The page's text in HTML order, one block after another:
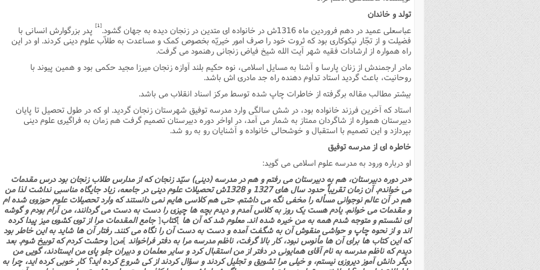
شماره دوم فصل نامه تربیت تبلیغی
شماره سوم و چهارم فصل نامه تربیت تبلیغی
شماره پنج و شش فصل نامه تربیت تبلیغی
شماره اول فصل نامه مطالعات معنوی
شماره دوم فصل نامه مطالعات معنوی
شماره سوم فصل نامه مطالعات معنوی
شماره چهارم و پنجم فصل نامه مطالعات معنوی
شماره ششم فصل نامه مطالعات معنوی
شماره هشتم و نهم فصل‌نامه مطالعات معنوی
علوم تربیتی
آئین دوست یابی
خانواده
تولد و خاندان
عباسعلى عمید در دهم فروردین ماه 1316ش در خانواده اى متدین در زنجان دیده به جهان گشود.
[1]
پدر بزرگوارش انسانى با
فضیلت و از تجّار نیکوکارى بود که ثروت خود را صرف امور خیریّه بخصوص کمک و مساعدت به طلاّب علوم دینى کردند. او در این
راه همواره از ارشادات فقیه شهر آیت الله شیخ فیاض زنجانى رهنمود مى گرفت.
مادر ارجمندش از زنان پارسا و آشنا به مسایل اسلامى، نوه حکیم بلند آوازه زنجان میرزا مجید حکمى بود و همین پیوند با
روحانیت، باعث گردید استاد تداوم دهنده راه جد مادرى اش باشد.
بیشتر مطالب مقاله برگرفته از خاطرات چاپ شده توسط مرکز اسناد انقلاب مى باشد.
استاد که آخرین فرزند خانواده بود، در شش سالگى وارد مدرسه توفیق شهرستان زنجان گردید. او که در طول تحصیل تا پایان
دبیرستان همواره از شاگردان ممتاز به شمار مى آمد، در اواخر دوره دبیرستان تصمیم گرفت هم زمان به فراگیرى علوم دینى
بپردازد و این تصمیم با استقبال و خوشحالى خانواده و آشنایان رو به رو شد.
خاطره اى از مدرسه توفیق
او درباره ورود به مدرسه علوم اسلامى مى گوید:
«در دوره دبیرستان، هم به دبیرستان مى رفتم و هم در مدرسه (دینى) سیّد زنجان که از مدارس طلاب زنجان بود درس مقدمات
مى خواندم. آن زمان تقریباً حدود سال هاى 1327 و 1328ش تحصیلات علوم دینى در جامعه، زیاد جایگاه مناسبى نداشت لذا من
هم در آن عالم نوجوانى مسأله را مخفى نگه مى داشتم. حتى هم کلاسى هایم نمى دانستند که وارد تحصیلات علوم حوزوى شده ام
و مقدمات مى خوانم. یادم هست یک روز به کلاس آمدم و دیدم بچه ها چیزى را دست به دست مى گردانند، من آرام بودم و گوشه
اى نشستم و متوجه شدم همه به من خیره شده اند. معلوم شد که آن ها ]کتاب[ جامع المقدمات مرا از توى کشوى میز پیدا کرده
اند و از نحوه چاپ و حواشى منقوش آن به شگفت آمده و دست به دست آن را نگاه مى کنند. رفتار آن ها شاید به این خاطر بود
که این کتاب ها براى آن ها مأنوس نبود، کار بالا گرفت، ناظم مدرسه مرا به دفتر فراخواند ]من[ وحشت کردم که توبیخ شوم. بعد
دیدم که ناظم مدرسه به نام آقاى همایونى در دفتر از من استقبال کرد و سایر معلمان و دبیران جلو پاى من ایستادند، گویى من
دیگر دانش آموز دیروزى نیستم، و خیلى مرا تشویق و تجلیل کردند و سؤال کردند از کى شروع کرده اید؟ کار خوبى کرده اید، چرا به